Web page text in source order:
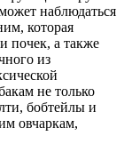
наблюдаться
которая
почек, а также
из
не только
бобтейлы и
овчаркам,